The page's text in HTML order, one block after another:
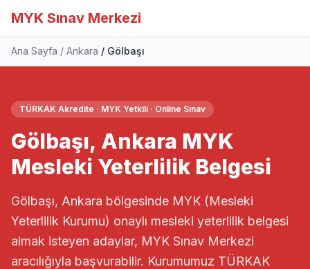
MYK Sınav Merkezi
Ana Sayfa Ankara Gölbaşı
TÜRKAK Akredite · MYK Yetkili · Online Sınav
Gölbaşı, Ankara MYK
Mesleki Yeterlilik Belgesi
Gölbaşı, Ankara bölgesinde MYK (Mesleki
Yeterlilik Kurumu) onaylı mesleki yeterlilik belgesi
almak isteyen adaylar, MYK Sınav Merkezi
aracılığıyla başvurabilir. Kurumumuz TÜRKAK